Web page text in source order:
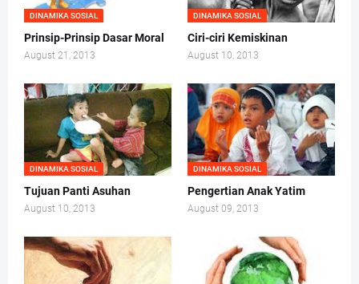
DINAMIKA SOSIAL
Prinsip-Prinsip Dasar Moral
August 21, 2013
DINAMIKA SOSIAL
Ciri-ciri Kemiskinan
August 10, 2013
DINAMIKA SOSIAL
Tujuan Panti Asuhan
August 10, 2013
DINAMIKA SOSIAL
Pengertian Anak Yatim
August 09, 2013